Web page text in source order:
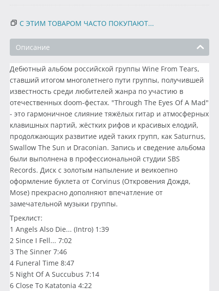
С ЭТИМ ТОВАРОМ ЧАСТО ПОКУПАЮТ...
Описание
Дебютный альбом российской группы Wine From Tears,
ставший итогом многолетнего пути группы, получившей
известность среди любителей жанра по участию в
отечественных doom-фестах. "Through The Eyes Of A Mad"
- это гармоничное слияние тяжёлых гитар и атмосферных
клавишных партий, жёстких рифов и красивых елодий,
продолжающих развитие идей таких групп, как Saturnus,
Swallow The Sun и Draconian. Запись и сведение альбома
были выполнена в профессиональной студии SBS
Records. Диск с золотым напыление и веикоепно
оформление буклета от Corvinus (Откровения Дождя,
Mose) прекрасно дополняют впечатление от
замечательной музыки группы.
Треклист:
1 Angels Also Die... (Intro) 1:39
2 Since I Fell... 7:02
3 The Sinner 7:46
4 Funeral Time 8:47
5 Night Of A Succubus 7:14
6 Close To Katatonia 4:22